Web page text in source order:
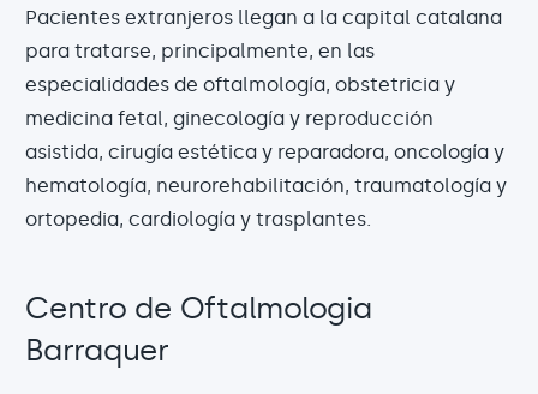
Pacientes extranjeros llegan a la capital catalana
para tratarse, principalmente, en las
especialidades de oftalmología, obstetricia y
medicina fetal, ginecología y reproducción
asistida, cirugía estética y reparadora, oncología y
hematología, neurorehabilitación, traumatología y
ortopedia, cardiología y trasplantes.
Centro de Oftalmologia
Barraquer